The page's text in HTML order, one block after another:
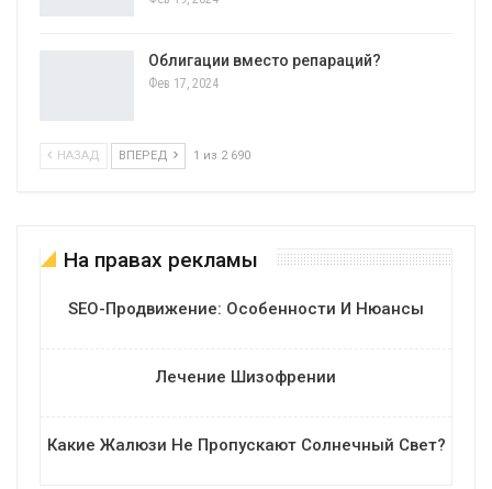
Облигации вместо репараций?
Фев 17, 2024
НАЗАД ВПЕРЕД 1 из 2 690
На правах рекламы
SEO-Продвижение: Особенности И Нюансы
Лечение Шизофрении
Какие Жалюзи Не Пропускают Солнечный Свет?